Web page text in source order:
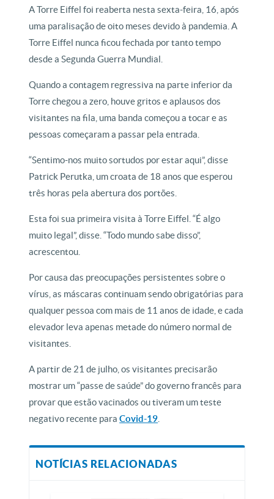
A Torre Eiffel foi reaberta nesta sexta-feira, 16, após
uma paralisação de oito meses devido à pandemia. A
Torre Eiffel nunca ficou fechada por tanto tempo
desde a Segunda Guerra Mundial.
Quando a contagem regressiva na parte inferior da
Torre chegou a zero, houve gritos e aplausos dos
visitantes na fila, uma banda começou a tocar e as
pessoas começaram a passar pela entrada.
“Sentimo-nos muito sortudos por estar aqui”, disse
Patrick Perutka, um croata de 18 anos que esperou
três horas pela abertura dos portões.
Esta foi sua primeira visita à Torre Eiffel. “É algo
muito legal”, disse. “Todo mundo sabe disso”,
acrescentou.
Por causa das preocupações persistentes sobre o
vírus, as máscaras continuam sendo obrigatórias para
qualquer pessoa com mais de 11 anos de idade, e cada
elevador leva apenas metade do número normal de
visitantes.
A partir de 21 de julho, os visitantes precisarão
mostrar um “passe de saúde” do governo francês para
provar que estão vacinados ou tiveram um teste
negativo recente paraCovid-19
NOTÍCIAS RELACIONADAS